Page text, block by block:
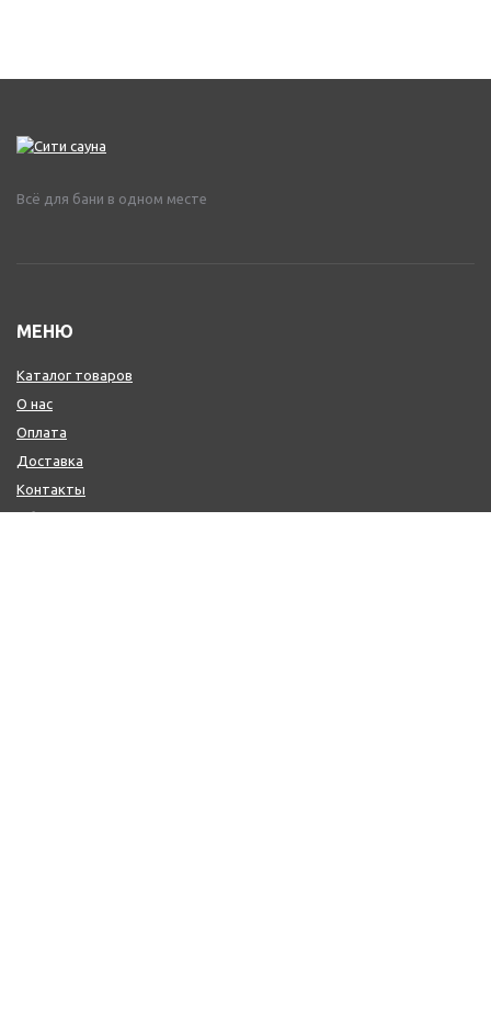
Всё для бани в одном месте
МЕНЮ
Каталог товаров
О нас
Оплата
Доставка
Контакты
Обмен и возврат